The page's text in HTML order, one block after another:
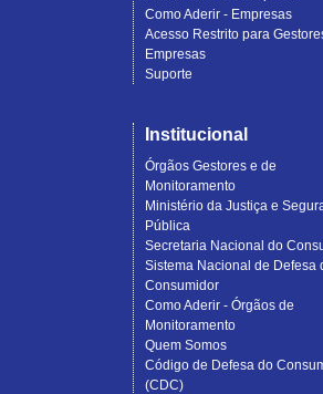
Como Aderir - Empresas
Acesso Restrito para
Empresas
Suporte
Institucional
Órgãos Gestores e de
Monitoramento
Ministério da Justiça e
Pública
Secretaria Nacional do
Sistema Nacional de Defesa
Consumidor
Como Aderir - Órgãos de
Monitoramento
Quem Somos
Código de Defesa do
(CDC)